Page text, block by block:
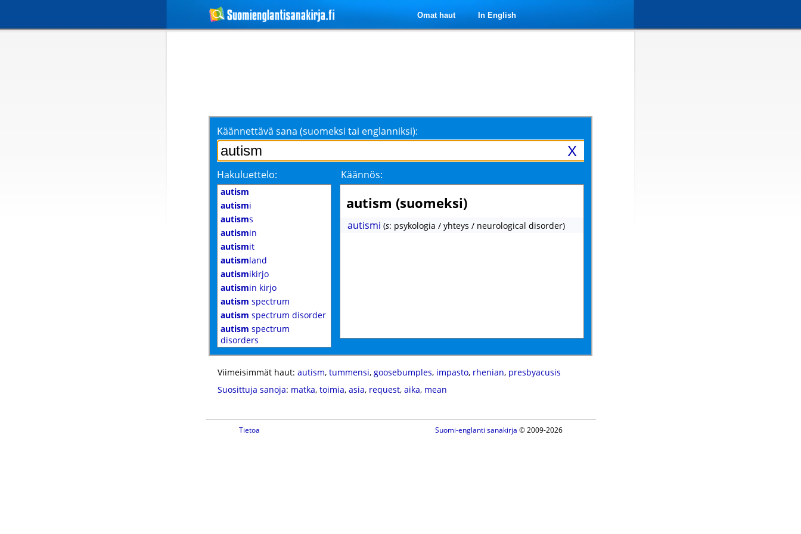
Omat haut In English
Käännettävä sana (suomeksi tai englanniksi):
X
Hakuluettelo: Käännös:
autism
autismi
autisms
autismin
autismit
autismland
autismikirjo
autismin kirjo
autism spectrum
autism spectrum disorder
autism spectrum
disorders
autism (suomeksi)
autismi (s: psykologia / yhteys / neurological disorder)
Viimeisimmät haut: autism, tummensi, goosebumples, impasto, rhenian, presbyacusis
Suosittuja sanoja: matka, toimia, asia, request, aika, mean
Tietoa Suomi-englanti sanakirja © 2009-2026